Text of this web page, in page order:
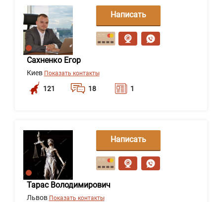
Сахненко Егор
Киев Показать контакты
121 18 1
Написать
сообщение
Тарас Володимирович
Львов Показать контакты
Написать
сообщение